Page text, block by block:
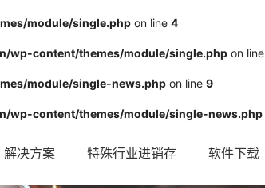
module/single.php on line 4
wp-content/themes/module/single.php on line
module/single-news.php on line 9
wp-content/themes/module/single-news.php
解决方案 特殊行业进销存 软件下载